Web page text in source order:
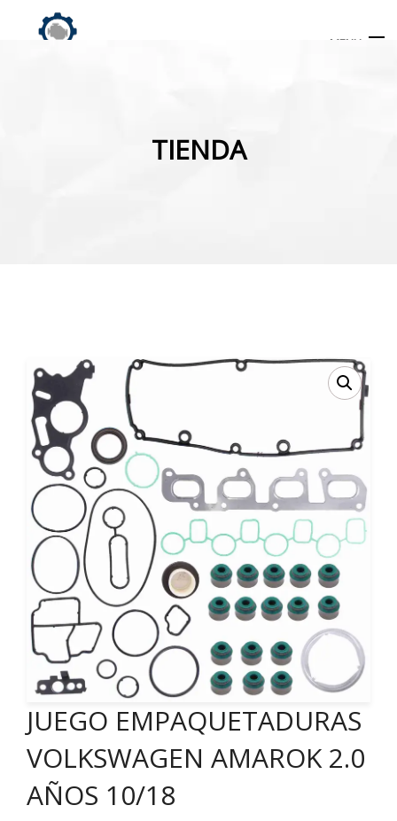
MENU
TIENDA
JUEGO EMPAQUETADURAS
VOLKSWAGEN AMAROK 2.0
AÑOS 10/18